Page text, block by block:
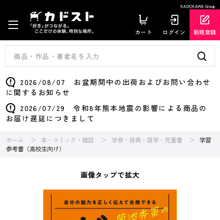
KADOKAWA Group
カート ログイン 新規登録
2026/08/07 お盆期間中の出荷およびお問い合わせ
に関するお知らせ
2026/07/29 令和8年熊本地震の影響による商品の
お届け遅延につきまして
ホーム 本・コミック・雑誌 学参・辞典・語学・児童書
学習
参考書（高校生向け）
画像タップで拡大